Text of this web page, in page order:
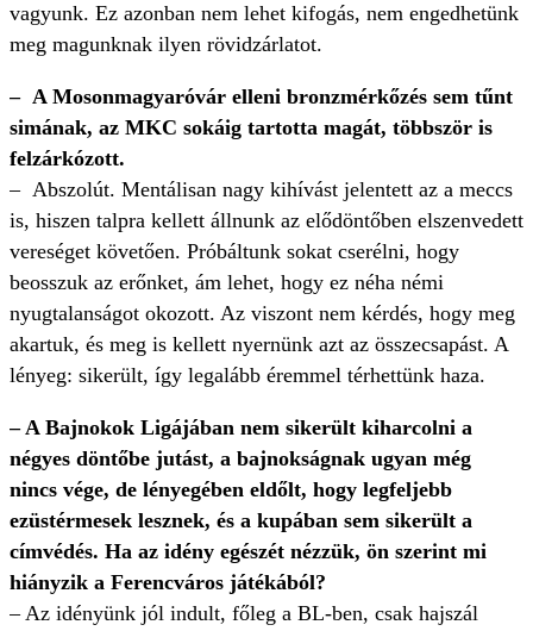
vagyunk. Ez azonban nem lehet kifogás, nem engedhetünk
meg magunknak ilyen rövidzárlatot.
– A Mosonmagyaróvár elleni bronzmérkőzés sem tűnt
simának, az MKC sokáig tartotta magát, többször is
felzárkózott.
– Abszolút. Mentálisan nagy kihívást jelentett az a meccs
is, hiszen talpra kellett állnunk az elődöntőben elszenvedett
vereséget követően. Próbáltunk sokat cserélni, hogy
beosszuk az erőnket, ám lehet, hogy ez néha némi
nyugtalanságot okozott. Az viszont nem kérdés, hogy meg
akartuk, és meg is kellett nyernünk azt az összecsapást. A
lényeg: sikerült, így legalább éremmel térhettünk haza.
– A Bajnokok Ligájában nem sikerült kiharcolni a
négyes döntőbe jutást, a bajnokságnak ugyan még
nincs vége, de lényegében eldőlt, hogy legfeljebb
ezüstérmesek lesznek, és a kupában sem sikerült a
címvédés. Ha az idény egészét nézzük, ön szerint mi
hiányzik a Ferencváros játékából?
– Az idényünk jól indult, főleg a BL-ben, csak hajszál